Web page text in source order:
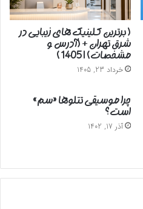
( برترین کلینیک های زیبایی در
شرق تهران + (آدرس و
مشخصات) | 1405 )
خرداد 23, 1405
چرا موسیقی تتلوها «سم»
است؟
آذر 17, 1402